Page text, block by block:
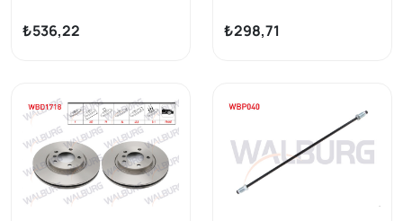
2011 | 2 Adet
₺536,22
Giulietta (940) 2010-| 2
Adet
₺298,71